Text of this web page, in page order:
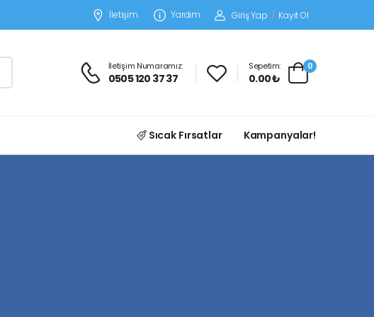
İletişim Yardım Giriş Yap / Kayıt Ol
İletişim Numaramız:
0505 120 37 37
Sepetim:
0.00 ₺
0
Sıcak Fırsatlar Kampanyalar!